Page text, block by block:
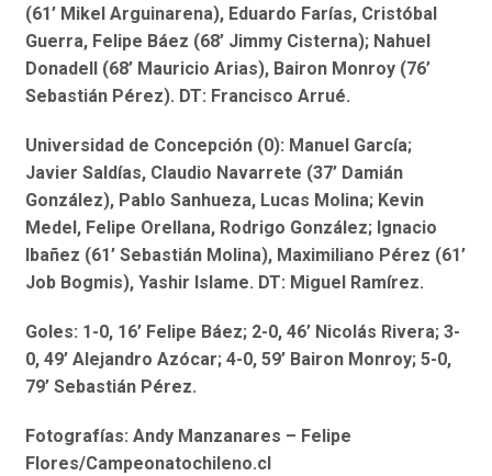
(61’ Mikel Arguinarena), Eduardo Farías, Cristóbal
Guerra, Felipe Báez (68’ Jimmy Cisterna); Nahuel
Donadell (68’ Mauricio Arias), Bairon Monroy (76’
Sebastián Pérez). DT: Francisco Arrué.
Universidad de Concepción (0): Manuel García;
Javier Saldías, Claudio Navarrete (37’ Damián
González), Pablo Sanhueza, Lucas Molina; Kevin
Medel, Felipe Orellana, Rodrigo González; Ignacio
Ibañez (61’ Sebastián Molina), Maximiliano Pérez (61’
Job Bogmis), Yashir Islame. DT: Miguel Ramírez.
Goles: 1-0, 16’ Felipe Báez; 2-0, 46’ Nicolás Rivera; 3-
0, 49’ Alejandro Azócar; 4-0, 59’ Bairon Monroy; 5-0,
79’ Sebastián Pérez.
Fotografías: Andy Manzanares – Felipe
Flores/Campeonatochileno.cl